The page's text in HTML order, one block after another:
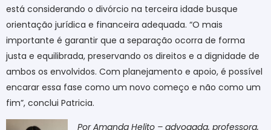
está considerando o divórcio na terceira idade busque
orientação jurídica e financeira adequada. “O mais
importante é garantir que a separação ocorra de forma
justa e equilibrada, preservando os direitos e a dignidade de
ambos os envolvidos. Com planejamento e apoio, é possível
encarar essa fase como um novo começo e não como um
fim”, conclui Patricia.
Por Amanda Helito – advogada, professora,